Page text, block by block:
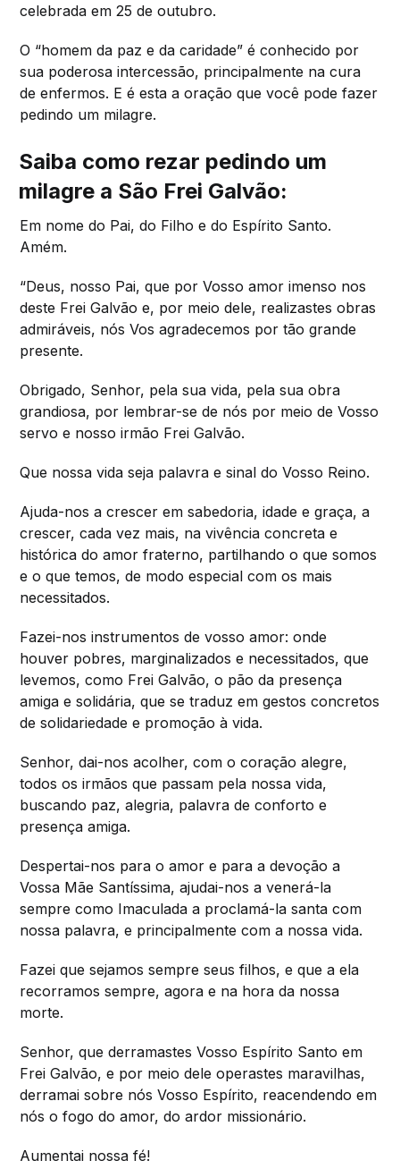
celebrada em 25 de outubro.
O “homem da paz e da caridade” é conhecido por
sua poderosa intercessão, principalmente na cura
de enfermos. E é esta a oração que você pode fazer
pedindo um milagre.
Saiba como rezar pedindo um
milagre a São Frei Galvão:
Em nome do Pai, do Filho e do Espírito Santo.
Amém.
“Deus, nosso Pai, que por Vosso amor imenso nos
deste Frei Galvão e, por meio dele, realizastes obras
admiráveis, nós Vos agradecemos por tão grande
presente.
Obrigado, Senhor, pela sua vida, pela sua obra
grandiosa, por lembrar-se de nós por meio de Vosso
servo e nosso irmão Frei Galvão.
Que nossa vida seja palavra e sinal do Vosso Reino.
Ajuda-nos a crescer em sabedoria, idade e graça, a
crescer, cada vez mais, na vivência concreta e
histórica do amor fraterno, partilhando o que somos
e o que temos, de modo especial com os mais
necessitados.
Fazei-nos instrumentos de vosso amor: onde
houver pobres, marginalizados e necessitados, que
levemos, como Frei Galvão, o pão da presença
amiga e solidária, que se traduz em gestos concretos
de solidariedade e promoção à vida.
Senhor, dai-nos acolher, com o coração alegre,
todos os irmãos que passam pela nossa vida,
buscando paz, alegria, palavra de conforto e
presença amiga.
Despertai-nos para o amor e para a devoção a
Vossa Mãe Santíssima, ajudai-nos a venerá-la
sempre como Imaculada a proclamá-la santa com
nossa palavra, e principalmente com a nossa vida.
Fazei que sejamos sempre seus filhos, e que a ela
recorramos sempre, agora e na hora da nossa
morte.
Senhor, que derramastes Vosso Espírito Santo em
Frei Galvão, e por meio dele operastes maravilhas,
derramai sobre nós Vosso Espírito, reacendendo em
nós o fogo do amor, do ardor missionário.
Aumentai nossa fé!